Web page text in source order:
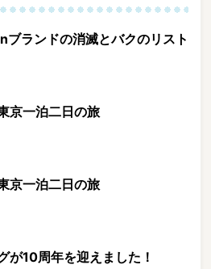
ランドの消滅とバクのリスト
京一泊二日の旅
京一泊二日の旅
が10周年を迎えました！